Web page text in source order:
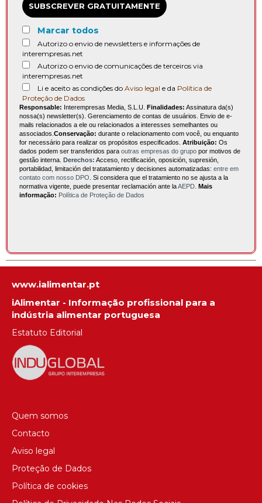
SUBSCREVER GRATUITAMENTE
Marcar todos
Autorizo o envio de newsletters e informações de
interempresas.net
Autorizo o envio de comunicações de terceiros via
interempresas.net
Li e aceito as condições do Aviso legal e da Política de
Proteção de Dados
Responsable: Interempresas Media, S.L.U. Finalidades: Assinatura da(s)
nossa(s) newsletter(s). Gerenciamento de contas de usuários. Envio de e-
mails relacionados a ele ou relacionados a interesses semelhantes ou
associados. Conservação: durante o relacionamento com você, ou enquanto
for necessário para realizar os propósitos especificados. Atribuição: Os
dados podem ser transferidos para outras empresas do grupo por motivos de
gestão interna. Derechos: Acceso, rectificación, oposición, supresión,
portabilidad, limitación del tratatamiento y decisiones automatizadas: entre em
contato com nosso DPO . Si considera que el tratamiento no se ajusta a la
normativa vigente, puede presentar reclamación ante laAEPD Mais
informação: Política de Proteção de Dados
www.ialimentar.pt
iAlimentar - Informação profissional para a
indústria alimentar portuguesa
Estatuto Editorial
Quem somos
Contacto
Aviso legal
Proteção de Dados
Política de cookies